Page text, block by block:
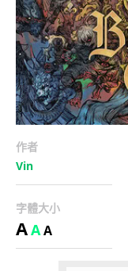
作者
Vin
字體大小
AAA